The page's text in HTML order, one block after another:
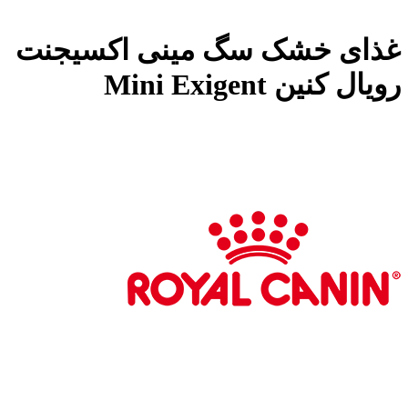
غذای خشک سگ مینی اکسیجنت
رویال کنین Mini Exigent